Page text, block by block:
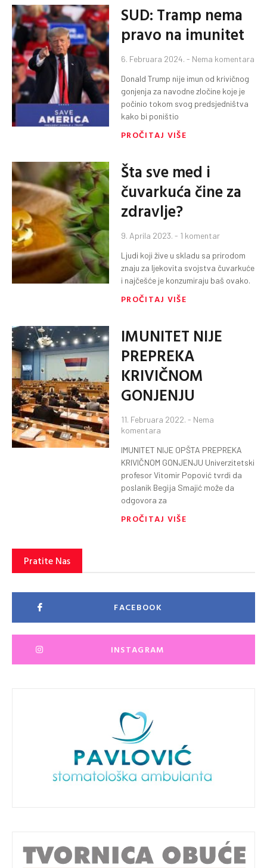
SUD: Tramp nema
pravo na imunitet
6. Februara 2024. Nema komentara
Donald Trump nije imun od krivičnog
gonjenja za navodne zločine koje je
počinio tokom svog predsjedništva
kako bi poništio
PROČITAJ VIŠE
Šta sve med i
čuvarkuća čine za
zdravlje?
9. Aprila 2023. 1 komentar
Ljudi koji žive u skladu sa prirodom
znaju za ljekovita svojstva čuvarkuće
i najčešće je konzumiraju baš ovako.
PROČITAJ VIŠE
IMUNITET NIJE
PREPREKA
KRIVIČNOM
GONJENJU
11. Februara 2022. Nema
komentara
IMUNITET NIJE OPŠTA PREPREKA
KRIVIČNOM GONJENJU Univerzitetski
profesor Vitomir Popović tvrdi da
poslanik Begija Smajić može da
odgovora za
PROČITAJ VIŠE
Pratite Nas
FACEBOOK
INSTAGRAM